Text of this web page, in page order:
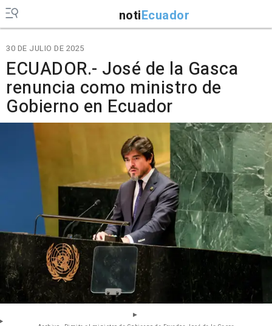
notiEcuador
30 DE JULIO DE 2025
ECUADOR.- José de la Gasca
renuncia como ministro de
Gobierno en Ecuador